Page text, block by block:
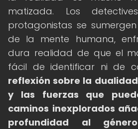
matizada. Los
protagonistas se
de la mente humana,
dura realidad de que el
fácil de identificar ni de
reflexión sobre la
y las fuerzas que
caminos inexplorados
profundidad al